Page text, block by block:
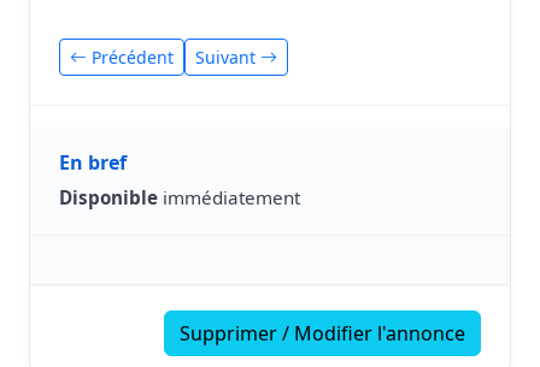
Précédent Suivant
En bref
Disponible immédiatement
Supprimer / Modifier l'annonce